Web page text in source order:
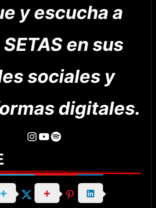
y escucha a
SETAS en sus
sociales y
digitales.
Instagram YouTube Spotify